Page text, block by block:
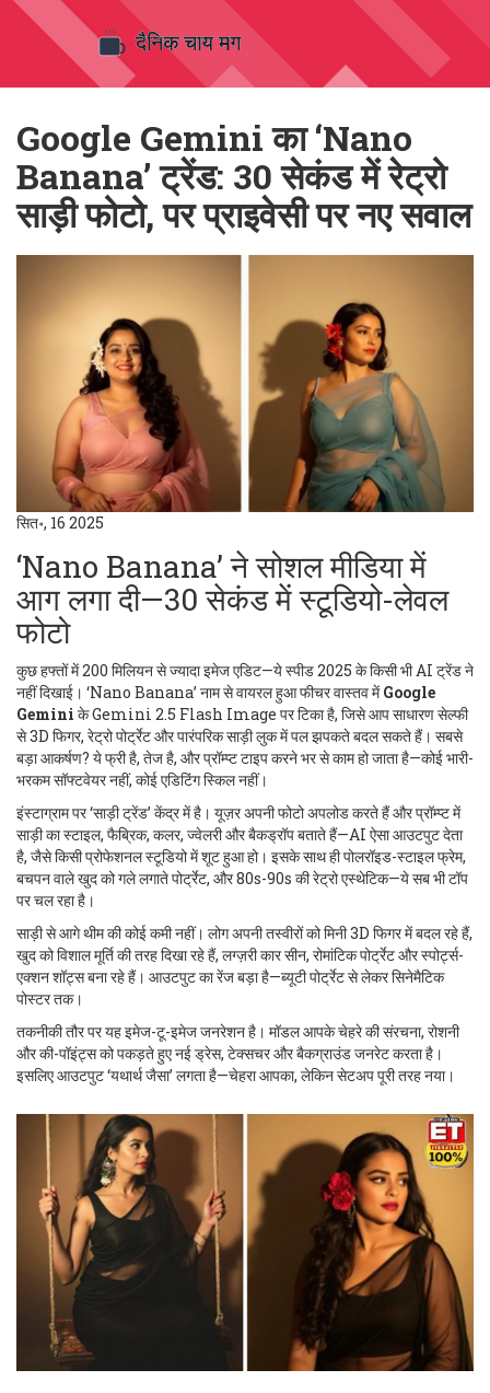
Google Gemini का ‘Nano
Banana’ ट्रेंड: 30 सेकंड में रेट्रो
साड़ी फोटो, पर प्राइवेसी पर नए सवाल
सित॰, 16 2025
‘Nano Banana’ ने सोशल मीडिया में
आग लगा दी—30 सेकंड में स्टूडियो-लेवल
फोटो
कुछ हफ्तों में 200 मिलियन से ज्यादा इमेज एडिट—ये स्पीड 2025 के किसी भी AI ट्रेंड ने
नहीं दिखाई। ‘Nano Banana’ नाम से वायरल हुआ फीचर वास्तव मेंGoogle
Gemini के Gemini 2.5 Flash Image पर टिका है, जिसे आप साधारण सेल्फी
से 3D फिगर, रेट्रो पोर्ट्रेट और पारंपरिक साड़ी लुक में पल झपकते बदल सकते हैं। सबसे
बड़ा आकर्षण? ये फ्री है, तेज है, और प्रॉम्प्ट टाइप करने भर से काम हो जाता है—कोई भारी-
भरकम सॉफ्टवेयर नहीं, कोई एडिटिंग स्किल नहीं।
इंस्टाग्राम पर ‘साड़ी ट्रेंड’ केंद्र में है। यूज़र अपनी फोटो अपलोड करते हैं और प्रॉम्प्ट में
साड़ी का स्टाइल, फैब्रिक, कलर, ज्वेलरी और बैकड्रॉप बताते हैं—AI ऐसा आउटपुट देता
है, जैसे किसी प्रोफेशनल स्टूडियो में शूट हुआ हो। इसके साथ ही पोलरॉइड-स्टाइल फ्रेम,
बचपन वाले खुद को गले लगाते पोर्ट्रेट, और 80s-90s की रेट्रो एस्थेटिक—ये सब भी टॉप
पर चल रहा है।
साड़ी से आगे थीम की कोई कमी नहीं। लोग अपनी तस्वीरों को मिनी 3D फिगर में बदल रहे हैं,
खुद को विशाल मूर्ति की तरह दिखा रहे हैं, लग्ज़री कार सीन, रोमांटिक पोर्ट्रेट और स्पोर्ट्स-
एक्शन शॉट्स बना रहे हैं। आउटपुट का रेंज बड़ा है—ब्यूटी पोर्ट्रेट से लेकर सिनेमैटिक
पोस्टर तक।
तकनीकी तौर पर यह इमेज-टू-इमेज जनरेशन है। मॉडल आपके चेहरे की संरचना, रोशनी
और की-पॉइंट्स को पकड़ते हुए नई ड्रेस, टेक्सचर और बैकग्राउंड जनरेट करता है।
इसलिए आउटपुट ‘यथार्थ जैसा’ लगता है—चेहरा आपका, लेकिन सेटअप पूरी तरह नया।